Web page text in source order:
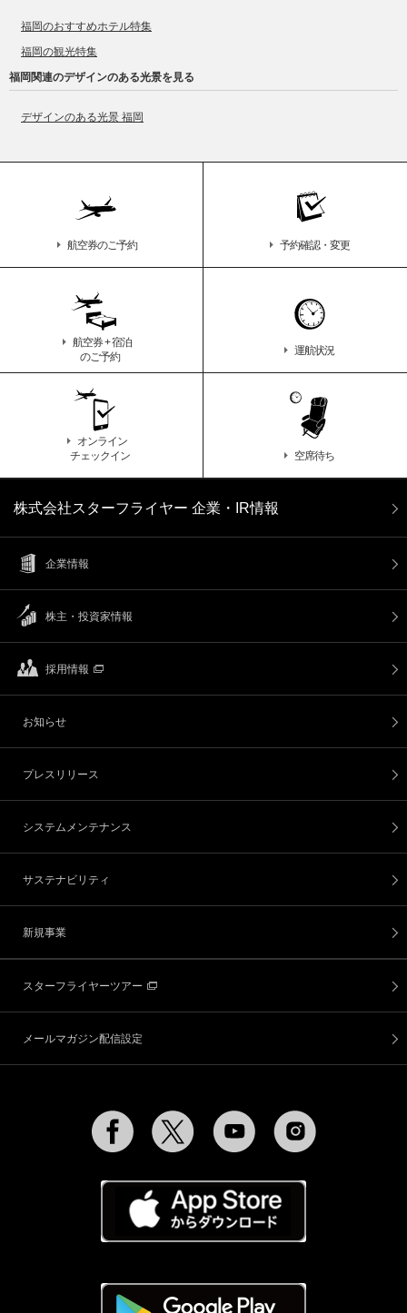
福岡のおすすめホテル特集
福岡の観光特集
福岡関連のデザインのある光景を見る
デザインのある光景 福岡
航空券のご予約 予約確認・変更
航空券 + 宿泊
のご予約
運航状況
オンライン
チェックイン
空席待ち
株式会社スターフライヤー 企業・IR情報
企業情報
株主・投資家情報
採用情報
お知らせ
プレスリリース
システムメンテナンス
サステナビリティ
新規事業
スターフライヤーツアー
メールマガジン配信設定
Facebook Twitter YouTube Instagram